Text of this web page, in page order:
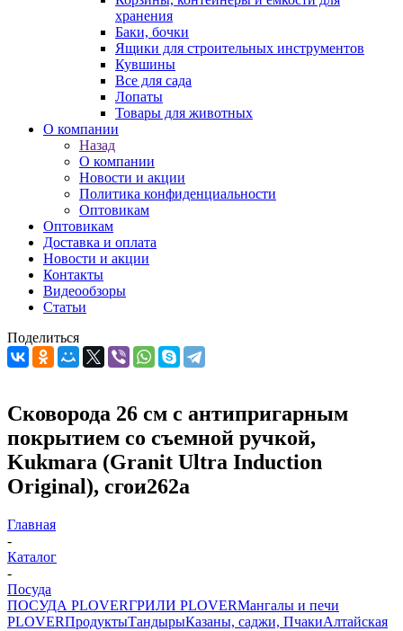
хранения
Баки, бочки
Ящики для строительных инструментов
Кувшины
Все для сада
Лопаты
Товары для животных
О компании
Назад
О компании
Новости и акции
Политика конфиденциальности
Оптовикам
Оптовикам
Доставка и оплата
Новости и акции
Контакты
Видеообзоры
Статьи
Поделиться
Сковорода 26 см с антипригарным
покрытием со съемной ручкой,
Kukmara (Granit Ultra Induction
Original), сгои262а
Главная
-
Каталог
-
Посуда
ПОСУДА PLOVERГРИЛИ PLOVERМангалы и печи
PLOVERПродуктыТандырыКазаны, саджи, ПчакиАлтайская